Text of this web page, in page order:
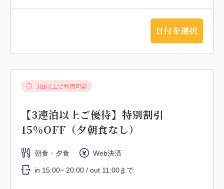
日付を選択
3泊以上で利用可能
【3連泊以上ご優待】特別割引
15%OFF（夕朝食なし）
朝食・夕食 Web決済
in 15:00~ 20:00 / out 11:00まで